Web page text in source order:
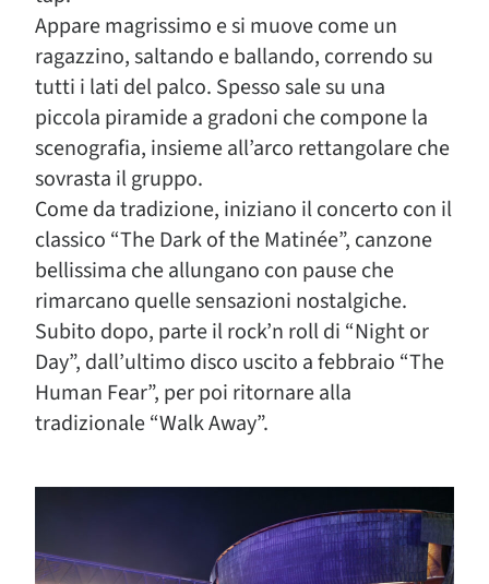
Appare magrissimo e si muove come un
ragazzino, saltando e ballando, correndo su
tutti i lati del palco. Spesso sale su una
piccola piramide a gradoni che compone la
scenografia, insieme all’arco rettangolare che
sovrasta il gruppo.
Come da tradizione, iniziano il concerto con il
classico “The Dark of the Matinée”, canzone
bellissima che allungano con pause che
rimarcano quelle sensazioni nostalgiche.
Subito dopo, parte il rock’n roll di “Night or
Day”, dall’ultimo disco uscito a febbraio “The
Human Fear”, per poi ritornare alla
tradizionale “Walk Away”.